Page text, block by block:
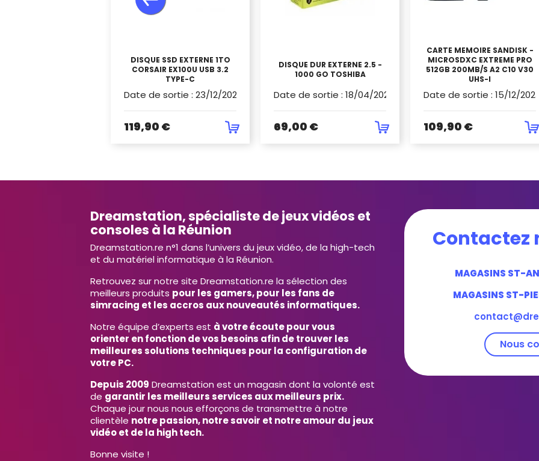
DISQUE SSD EXTERNE 1TO
CORSAIR EX100U USB 3.2
TYPE-C
Date de sortie : 23/12/2024
119,90 €
DISQUE DUR EXTERNE 2.5 -
1000 GO TOSHIBA
Date de sortie : 18/04/2020
69,00 €
CARTE MEMOIRE SANDISK -
MICROSDXC EXTREME PRO
512GB 200MB/S A2 C10 V30
UHS-I
Date de sortie : 15/12/2023
109,90 €
Dreamstation, spécialiste de jeux vidéos et
consoles à la Réunion
Dreamstation.re n°1 dans l’univers du jeux vidéo, de la high-tech
et du matériel informatique à la Réunion.
Retrouvez sur notre site Dreamstation.re la sélection des
meilleurs produits pour les gamers, pour les fans de
simracing et les accros aux nouveautés informatiques.
Notre équipe d’experts est à votre écoute pour vous
orienter en fonction de vos besoins afin de trouver les
meilleures solutions techniques pour la configuration de
votre PC.
Depuis 2009 Dreamstation est un magasin dont la volonté est
de garantir les meilleurs services aux meilleurs prix.
Chaque jour nous nous efforçons de transmettre à notre
clientèle notre passion, notre savoir et notre amour du jeux
vidéo et de la high tech.
Bonne visite !
Contactez
MAGASINS ST-
MAGASINS ST-
Nous